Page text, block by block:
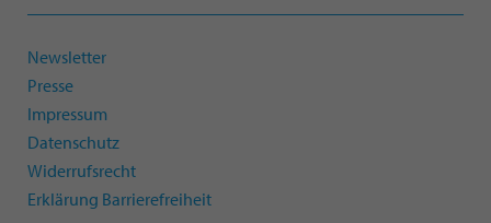
Newsletter
Presse
Impressum
Datenschutz
Widerrufsrecht
Erklärung Barrierefreiheit